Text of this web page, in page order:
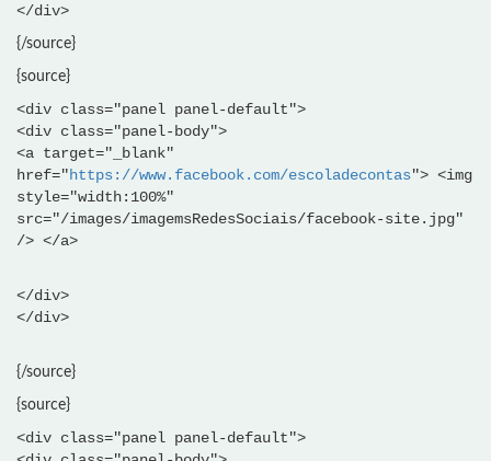
</div>
{/source}
{source}
<div class="panel panel-default">
<div class="panel-body">
<a target="_blank"
href="https://www.facebook.com/escoladecontas"> <img
style="width:100%"
src="/images/imagemsRedesSociais/facebook-site.jpg"
/> </a>
</div>
</div>
{/source}
{source}
<div class="panel panel-default">